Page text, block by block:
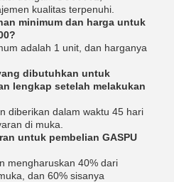
kualitas terpenuhi.
minimum dan harga untuk
adalah 1 unit, dan harganya
dibutuhkan untuk
lengkap setelah melakukan
diberikan dalam waktu 45 hari
di muka.
untuk pembelian GASPU
mengharuskan 40% dari
dan 60% sisanya